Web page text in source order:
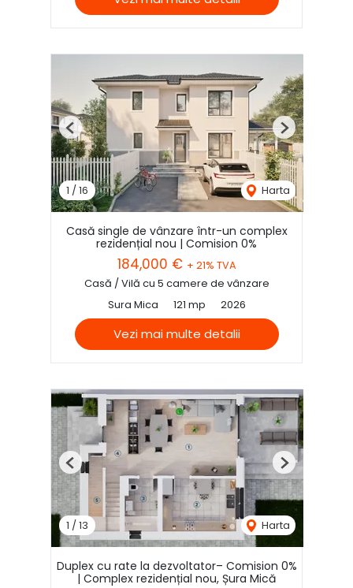
1 / 16 Harta
Previous Next
Casă single de vânzare într-un complex
rezidențial nou | Comision 0%
184,000 € + 21% TVA
Casă / Vilă cu 5 camere de vânzare
Sura Mica
121 mp 2026
Vezi mai multe detalii
1 / 13 Harta
Previous Next
Duplex cu rate la dezvoltator– Comision 0%
| Complex rezidențial nou, Șura Mică